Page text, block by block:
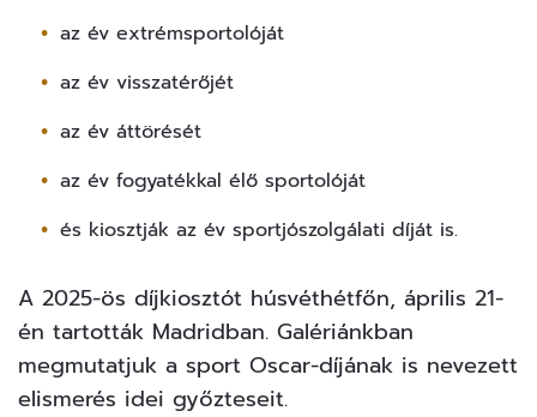
az év extrémsportolóját
az év visszatérőjét
az év áttörését
az év fogyatékkal élő sportolóját
és kiosztják az év sportjószolgálati díját is.
A 2025-ös díjkiosztót húsvéthétfőn, április 21-
én tartották Madridban. Galériánkban
megmutatjuk a sport Oscar-díjának is nevezett
elismerés idei győzteseit.